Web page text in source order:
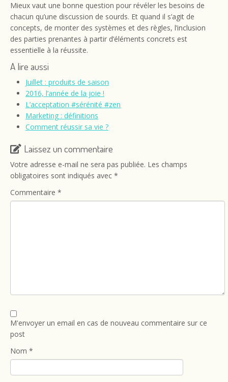
Mieux vaut une bonne question pour révéler les besoins de
chacun qu’une discussion de sourds. Et quand il s’agit de
concepts, de monter des systèmes et des règles, l’inclusion
des parties prenantes à partir d’éléments concrets est
essentielle à la réussite.
A lire aussi
Juillet : produits de saison
2016, l’année de la joie !
L’acceptation #sérénité #zen
Marketing : définitions
Comment réussir sa vie ?
Laissez un commentaire
Votre adresse e-mail ne sera pas publiée. Les champs
obligatoires sont indiqués avec *
Commentaire *
M'envoyer un email en cas de nouveau commentaire sur ce
post
Nom *